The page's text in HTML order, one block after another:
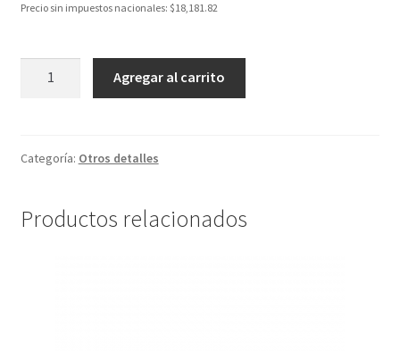
Precio sin impuestos nacionales: $18,181.82
25
Agregar al carrito
Categoría: Otros detalles
Productos relacionados